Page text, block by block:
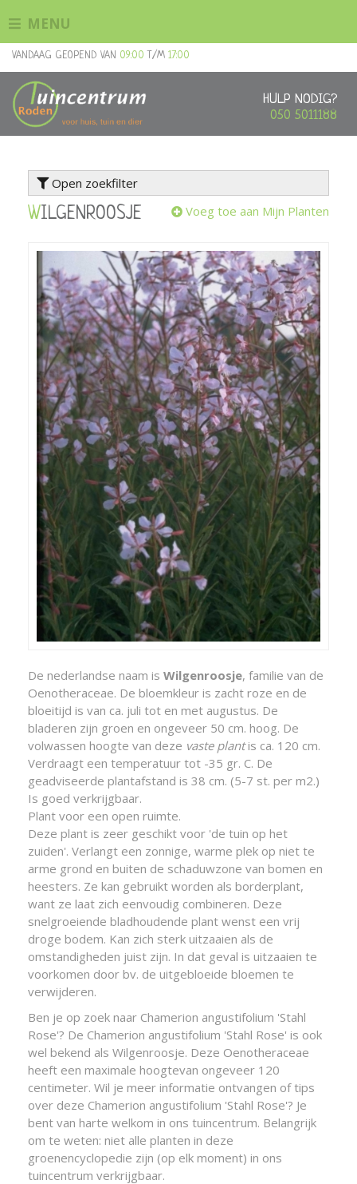
n
HULP NODIG?
050 5011188
VANDAAG GEOPEND VAN 09:00 T/M 17:00
MENU
Open zoekfilter
WILGENROOSJE Voeg toe aan Mijn Planten
De nederlandse naam is Wilgenroosje, familie van de
Oenotheraceae. De bloemkleur is zacht roze en de
bloeitijd is van ca. juli tot en met augustus. De
bladeren zijn groen en ongeveer 50 cm. hoog. De
volwassen hoogte van deze vaste plantis ca. 120 cm.
Verdraagt een temperatuur tot -35 gr. C. De
geadviseerde plantafstand is 38 cm. (5-7 st. per m2.)
Is goed verkrijgbaar.
Plant voor een open ruimte.
Deze plant is zeer geschikt voor 'de tuin op het
zuiden'. Verlangt een zonnige, warme plek op niet te
arme grond en buiten de schaduwzone van bomen en
heesters. Ze kan gebruikt worden als borderplant,
want ze laat zich eenvoudig combineren. Deze
snelgroeiende bladhoudende plant wenst een vrij
droge bodem. Kan zich sterk uitzaaien als de
omstandigheden juist zijn. In dat geval is uitzaaien te
voorkomen door bv. de uitgebloeide bloemen te
verwijderen.
Ben je op zoek naar Chamerion angustifolium 'Stahl
Rose'? De Chamerion angustifolium 'Stahl Rose' is ook
wel bekend als Wilgenroosje. Deze Oenotheraceae
heeft een maximale hoogtevan ongeveer 120
centimeter. Wil je meer informatie ontvangen of tips
over deze Chamerion angustifolium 'Stahl Rose'? Je
bent van harte welkom in ons tuincentrum. Belangrijk
om te weten: niet alle planten in deze
groenencyclopedie zijn (op elk moment) in ons
tuincentrum verkrijgbaar.